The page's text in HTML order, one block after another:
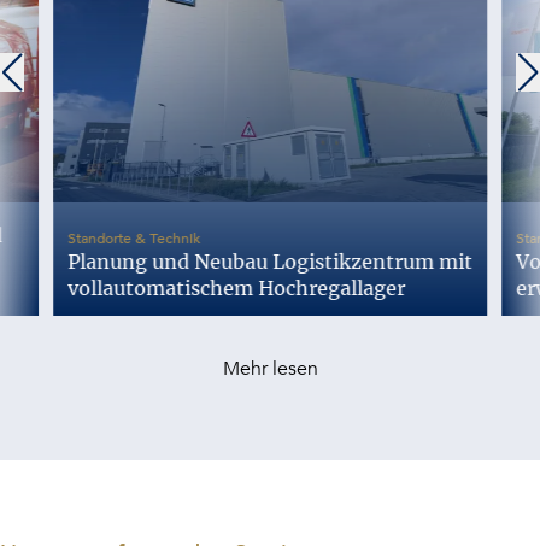
Standorte & Technik-
Planung und Neubau Logistikzentrum mit
vollautomatischem Hochregallager
Mehr lesen